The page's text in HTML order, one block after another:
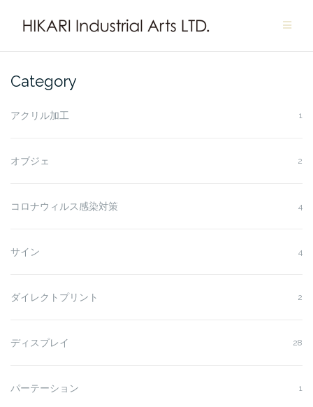
Category
アクリル加工 1
オブジェ 2
コロナウィルス感染対策 4
サイン 4
ダイレクトプリント 2
ディスプレイ 28
パーテーション 1